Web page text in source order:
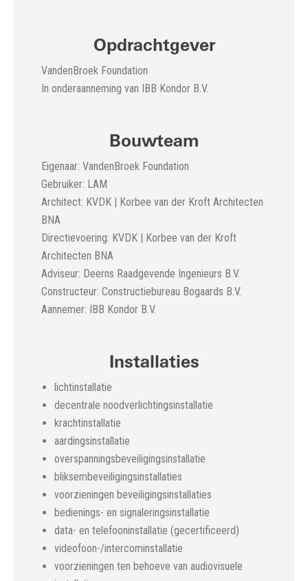
Opdrachtgever
VandenBroek Foundation
In onderaanneming van IBB Kondor B.V.
Bouwteam
Eigenaar: VandenBroek Foundation
Gebruiker: LAM
Architect: KVDK | Korbee van der Kroft Architecten
BNA
Directievoering: KVDK | Korbee van der Kroft
Architecten BNA
Adviseur: Deerns Raadgevende Ingenieurs B.V.
Constructeur: Constructiebureau Bogaards B.V.
Aannemer: IBB Kondor B.V.
Installaties
lichtinstallatie
decentrale noodverlichtingsinstallatie
krachtinstallatie
aardingsinstallatie
overspanningsbeveiligingsinstallatie
bliksembeveiligingsinstallaties
voorzieningen beveiligingsinstallaties
bedienings- en signaleringsinstallatie
data- en telefooninstallatie (gecertificeerd)
videofoon-/intercominstallatie
voorzieningen ten behoeve van audiovisuele